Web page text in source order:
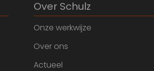
Over Schulz
Onze werkwijze
Over ons
Actueel